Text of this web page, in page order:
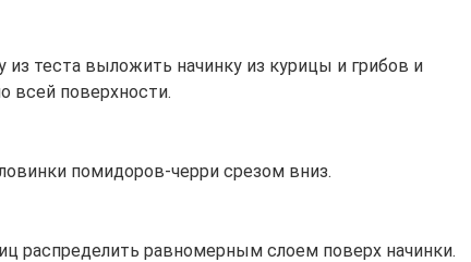
из теста выложить начинку из курицы и грибов и
всей поверхности.
помидоров-черри срезом вниз.
распределить равномерным слоем поверх начинки.